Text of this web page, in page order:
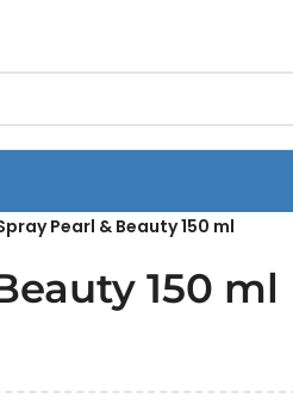
Pearl & Beauty 150 ml
150 ml